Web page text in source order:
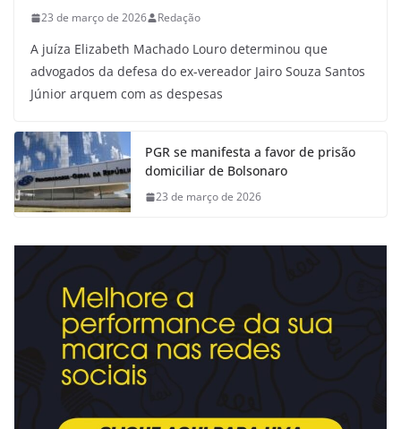
23 de março de 2026 Redação
A juíza Elizabeth Machado Louro determinou que
advogados da defesa do ex-vereador Jairo Souza Santos
Júnior arquem com as despesas
PGR se manifesta a favor de prisão
domiciliar de Bolsonaro
23 de março de 2026